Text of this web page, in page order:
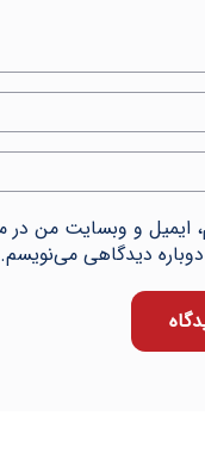
ایمیل و وبسایت من در
دیدگاهی می‌نویسم.